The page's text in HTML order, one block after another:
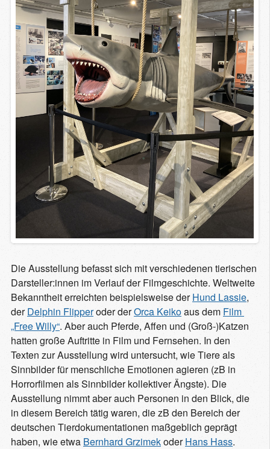
Die Ausstellung befasst sich mit verschiedenen tierischen
Darsteller:innen im Verlauf der Filmgeschichte. Weltweite
Bekanntheit erreichten beispielsweise derHund Lassie,
derDelphin Flipperoder derOrca Keikoaus dem Film
„Free Willy“. Aber auch Pferde, Affen und (Groß-)Katzen
hatten große Auftritte in Film und Fernsehen. In den
Texten zur Ausstellung wird untersucht, wie Tiere als
Sinnbilder für menschliche Emotionen agieren (zB in
Horrorfilmen als Sinnbilder kollektiver Ängste). Die
Ausstellung nimmt aber auch Personen in den Blick, die
in diesem Bereich tätig waren, die zB den Bereich der
deutschen Tierdokumentationen maßgeblich geprägt
haben, wie etwa Bernhard GrzimekoderHans Hass.